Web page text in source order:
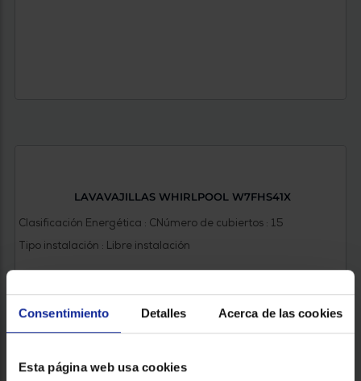
Consentimiento Detalles Acerca de las cookies
Esta página web usa cookies
LAVAVAJILLAS WHIRLPOOL W7FHS41X
Clasificación Energética : CNúmero de cubiertos : 15
Tipo instalación : Libre instalación
409 €